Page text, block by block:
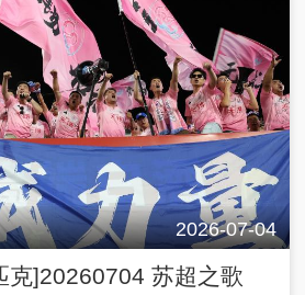
2026-07-04
克]20260704 苏超之歌